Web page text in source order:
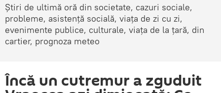
Știri de ultimă oră din societate, cazuri sociale,
probleme, asistență socială, viața de zi cu zi,
evenimente publice, culturale, viața de la țară, din
cartier, prognoza meteo
Încă un cutremur a zguduit